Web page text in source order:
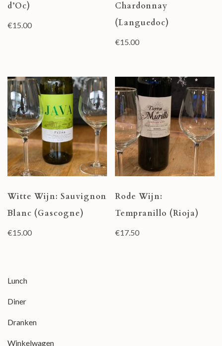
d’Oc)
€15.00
Chardonnay
(Languedoc)
€15.00
Witte Wijn: Sauvignon
Blanc (Gascogne)
€15.00
Rode Wijn:
Tempranillo (Rioja)
€17.50
Lunch
Diner
Dranken
Winkelwagen